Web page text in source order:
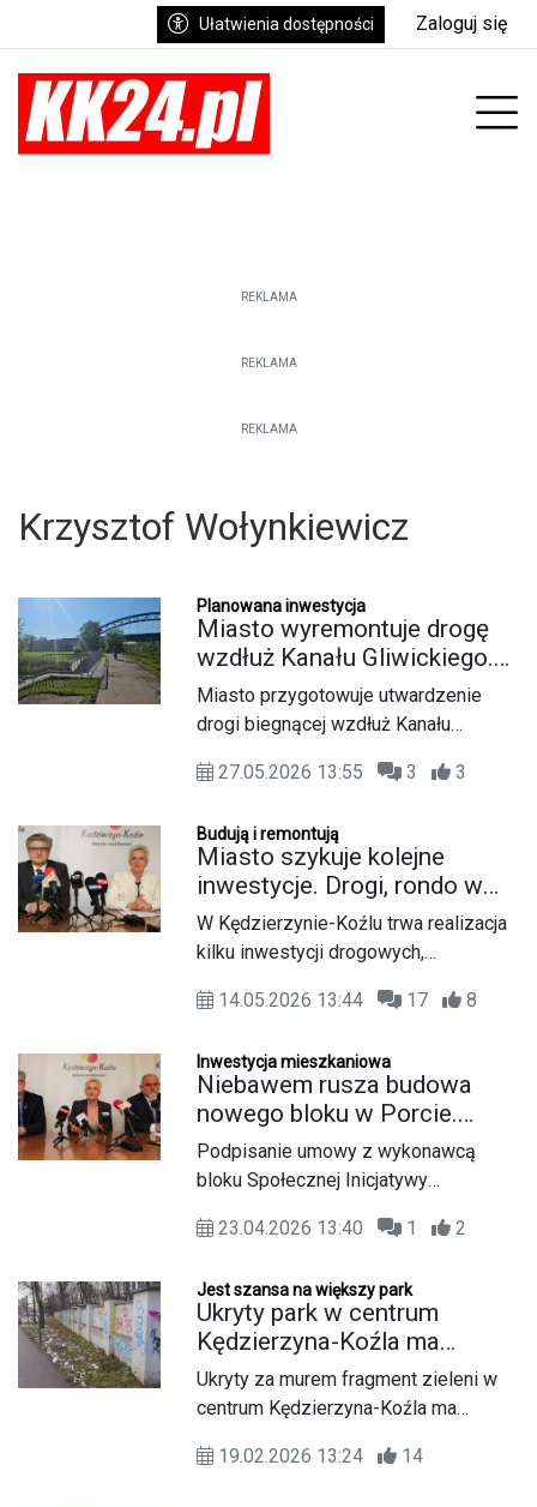
Ułatwienia dostępności Zaloguj się
REKLAMA
REKLAMA
REKLAMA
Krzysztof Wołynkiewicz
Planowana inwestycja
Miasto wyremontuje drogę
wzdłuż Kanału Gliwickiego.
Inwestycja głównie z myślą o
pieszych i rowerzystach
Miasto przygotowuje utwardzenie
drogi biegnącej wzdłuż Kanału
Kłodnickiego. Inwestycja ma być
myślą o rowerzystach i pieszych, ale
nie będzie to typowa ścieżka
rowerowa. Plan zakłada wykonanie
asfaltowej drogi o szerokości około
3,5 metra.
27.05.2026 13:55 3 3
Budują i remontują
Miasto szykuje kolejne
inwestycje. Drogi, rondo w
Koźlu, ścieżki rowerowe i
remont Magnolii
W Kędzierzynie-Koźlu trwa realizacja
kilku inwestycji drogowych,
przygotowuje się do kolejnych zadań
szwajcarskich. O planach na
najbliższe miesiące mówili podczas
konferencji zastępca prezydenta
Kędzierzyna-Koźla Krzysztof
Wołynkiewicz oraz prezydent Sabina
14.05.2026 13:44 17 8
Inwestycja mieszkaniowa
Niebawem rusza budowa
nowego bloku w Porcie.
Waży się też przyszłość
zabytkowej kamienicy
Podpisanie umowy z wykonawcą
bloku Społecznej Inicjatywy
nastąpić jeszcze 28 kwietnia, przed
prezydent Kędzierzyna-Koźla Sabina
Nowosielska, wykonawca został już
wybrany, a szczegóły inwestycji mają
zostać przedstawione właśnie przy
okazji podpisania umowy. To oznacza,
budowa długo zapowiadanego
23.04.2026 13:40 1 2
Jest szansa na większy park
Ukryty park w centrum
Kędzierzyna-Koźla ma
zostać udostępniony
mieszkańcom. Najpierw
jednak trzeba zburzyć mur
Ukryty za murem fragment zieleni w
centrum Kędzierzyna-Koźla ma
mieszkańcom. Chodzi o teren
19.02.2026 13:24 14